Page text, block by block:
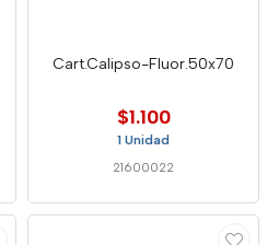
Cart.Calipso-Fluor.50x70
$1.100
1 Unidad
21600022